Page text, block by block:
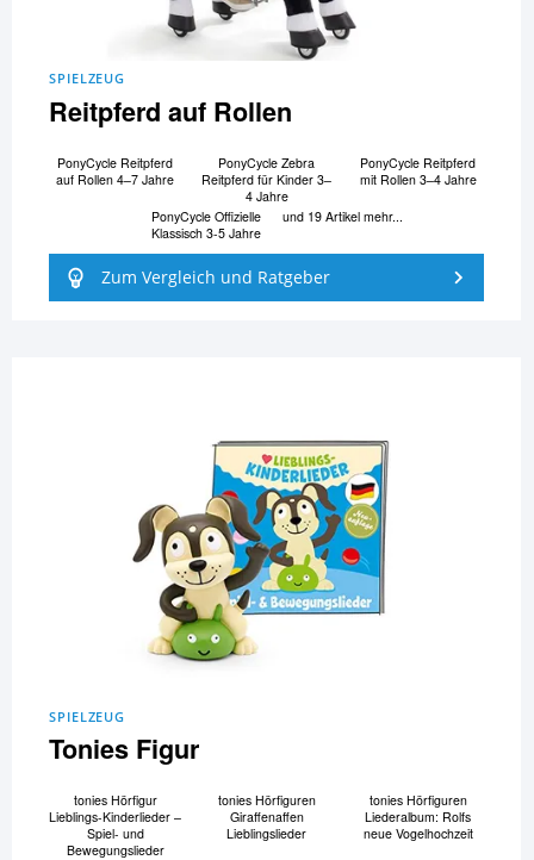
SPIELZEUG
Reitpferd auf Rollen
PonyCycle Reitpferd
auf Rollen 4–7 Jahre
PonyCycle Zebra
Reitpferd für Kinder 3–
4 Jahre
PonyCycle Reitpferd
mit Rollen 3–4 Jahre
PonyCycle Offizielle
Klassisch 3-5 Jahre
und 19 Artikel mehr...
Zum Vergleich und Ratgeber
SPIELZEUG
Tonies Figur
tonies Hörfigur
Lieblings-Kinderlieder –
Spiel- und
Bewegungslieder
tonies Hörfiguren
Giraffenaffen
Lieblingslieder
tonies Hörfiguren
Liederalbum: Rolfs
neue Vogelhochzeit